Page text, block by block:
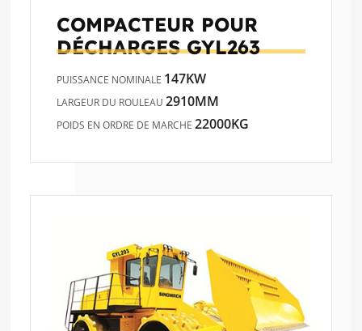
COMPACTEUR POUR
DÉCHARGESGYL263
PUISSANCE NOMINALE 147KW
LARGEUR DU ROULEAU2910MM
POIDS EN ORDRE DE MARCHE22000KG